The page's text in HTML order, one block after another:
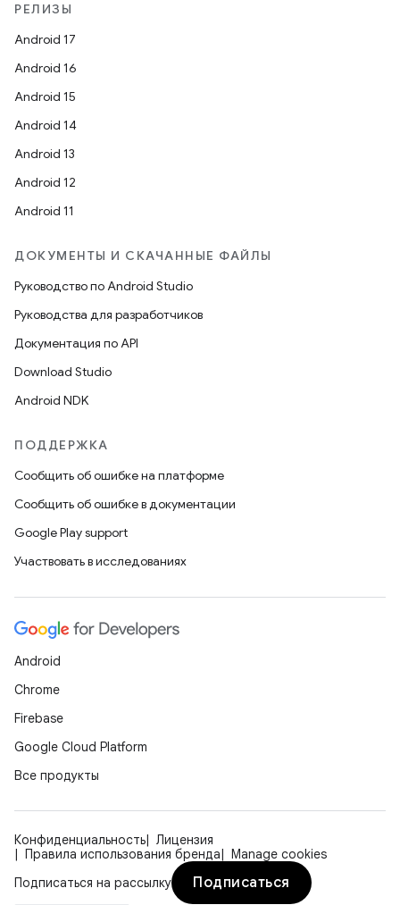
РЕЛИЗЫ
Android 17
Android 16
Android 15
Android 14
Android 13
Android 12
Android 11
ДОКУМЕНТЫ И СКАЧАННЫЕ ФАЙЛЫ
Руководство по Android Studio
Руководства для разработчиков
Документация по API
Download Studio
Android NDK
ПОДДЕРЖКА
Сообщить об ошибке на платформе
Сообщить об ошибке в документации
Google Play support
Участвовать в исследованиях
Android
Chrome
Firebase
Google Cloud Platform
Все продукты
Конфиденциальность
Лицензия
Правила использования бренда
Manage cookies
Подписаться на рассылку
Подписаться